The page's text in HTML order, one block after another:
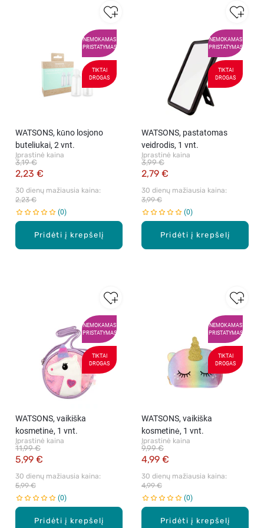
NEMOKAMAS
PRISTATYMAS
TIKTAI
DROGAS
Pridėti į krepšelį
WATSONS, kūno losjono
buteliukai, 2 vnt.
Įprastinė kaina
2,23 €
3,19 €
30 dienų mažiausia kaina:
2,23 €
0
NEMOKAMAS
PRISTATYMAS
TIKTAI
DROGAS
Pridėti į krepšelį
WATSONS, pastatomas
veidrodis, 1 vnt.
Įprastinė kaina
2,79 €
3,99 €
30 dienų mažiausia kaina:
3,99 €
0
NEMOKAMAS
PRISTATYMAS
TIKTAI
DROGAS
Pridėti į krepšelį
WATSONS, vaikiška
kosmetinė, 1 vnt.
Įprastinė kaina
5,99 €
11,99 €
30 dienų mažiausia kaina:
5,99 €
0
NEMOKAMAS
PRISTATYMAS
TIKTAI
DROGAS
Pridėti į krepšelį
WATSONS, vaikiška
kosmetinė, 1 vnt.
Įprastinė kaina
4,99 €
9,99 €
30 dienų mažiausia kaina:
4,99 €
0